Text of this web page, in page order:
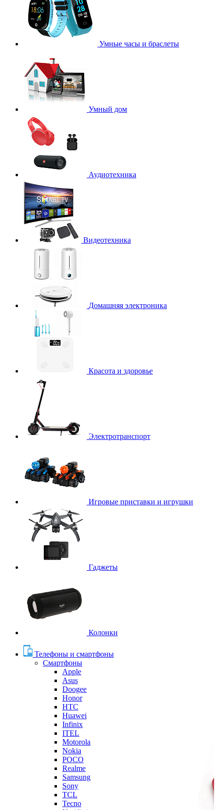
Умные часы и браслеты
Умный дом
Аудиотехника
Видеотехника
Домашняя электроника
Красота и здоровье
Электротранспорт
Игровые приставки и игрушки
Гаджеты
Колонки
Телефоны и смартфоны
Смартфоны
Apple
Asus
Doogee
Honor
HTC
Huawei
Infinix
ITEL
Motorola
Nokia
POCO
Realme
Samsung
Sony
TCL
Tecno